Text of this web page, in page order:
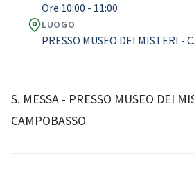
Ore 10:00 - 11:00
LUOGO
PRESSO MUSEO DEI MISTERI -
S. MESSA - PRESSO MUSEO DEI
CAMPOBASSO